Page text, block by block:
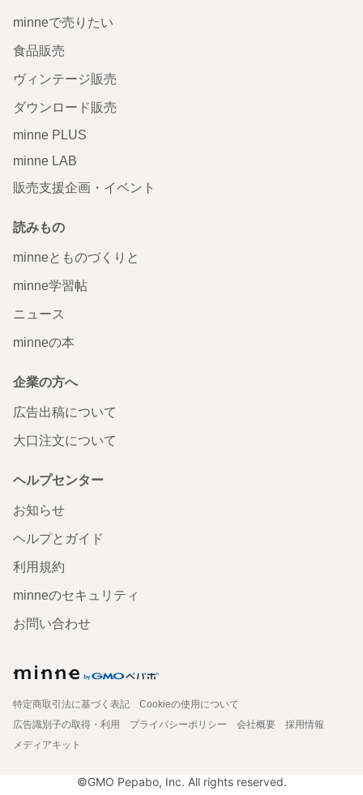
minneで売りたい
食品販売
ヴィンテージ販売
ダウンロード販売
minne PLUS
minne LAB
販売支援企画・イベント
読みもの
minneとものづくりと
minne学習帖
ニュース
minneの本
企業の方へ
広告出稿について
大口注文について
ヘルプセンター
お知らせ
ヘルプとガイド
利用規約
minneのセキュリティ
お問い合わせ
特定商取引法に基づく表記
Cookieの使用について
広告識別子の取得・利用
プライバシーポリシー 会社概要
採用情報
メディアキット
©GMO Pepabo, Inc. All rights reserved.